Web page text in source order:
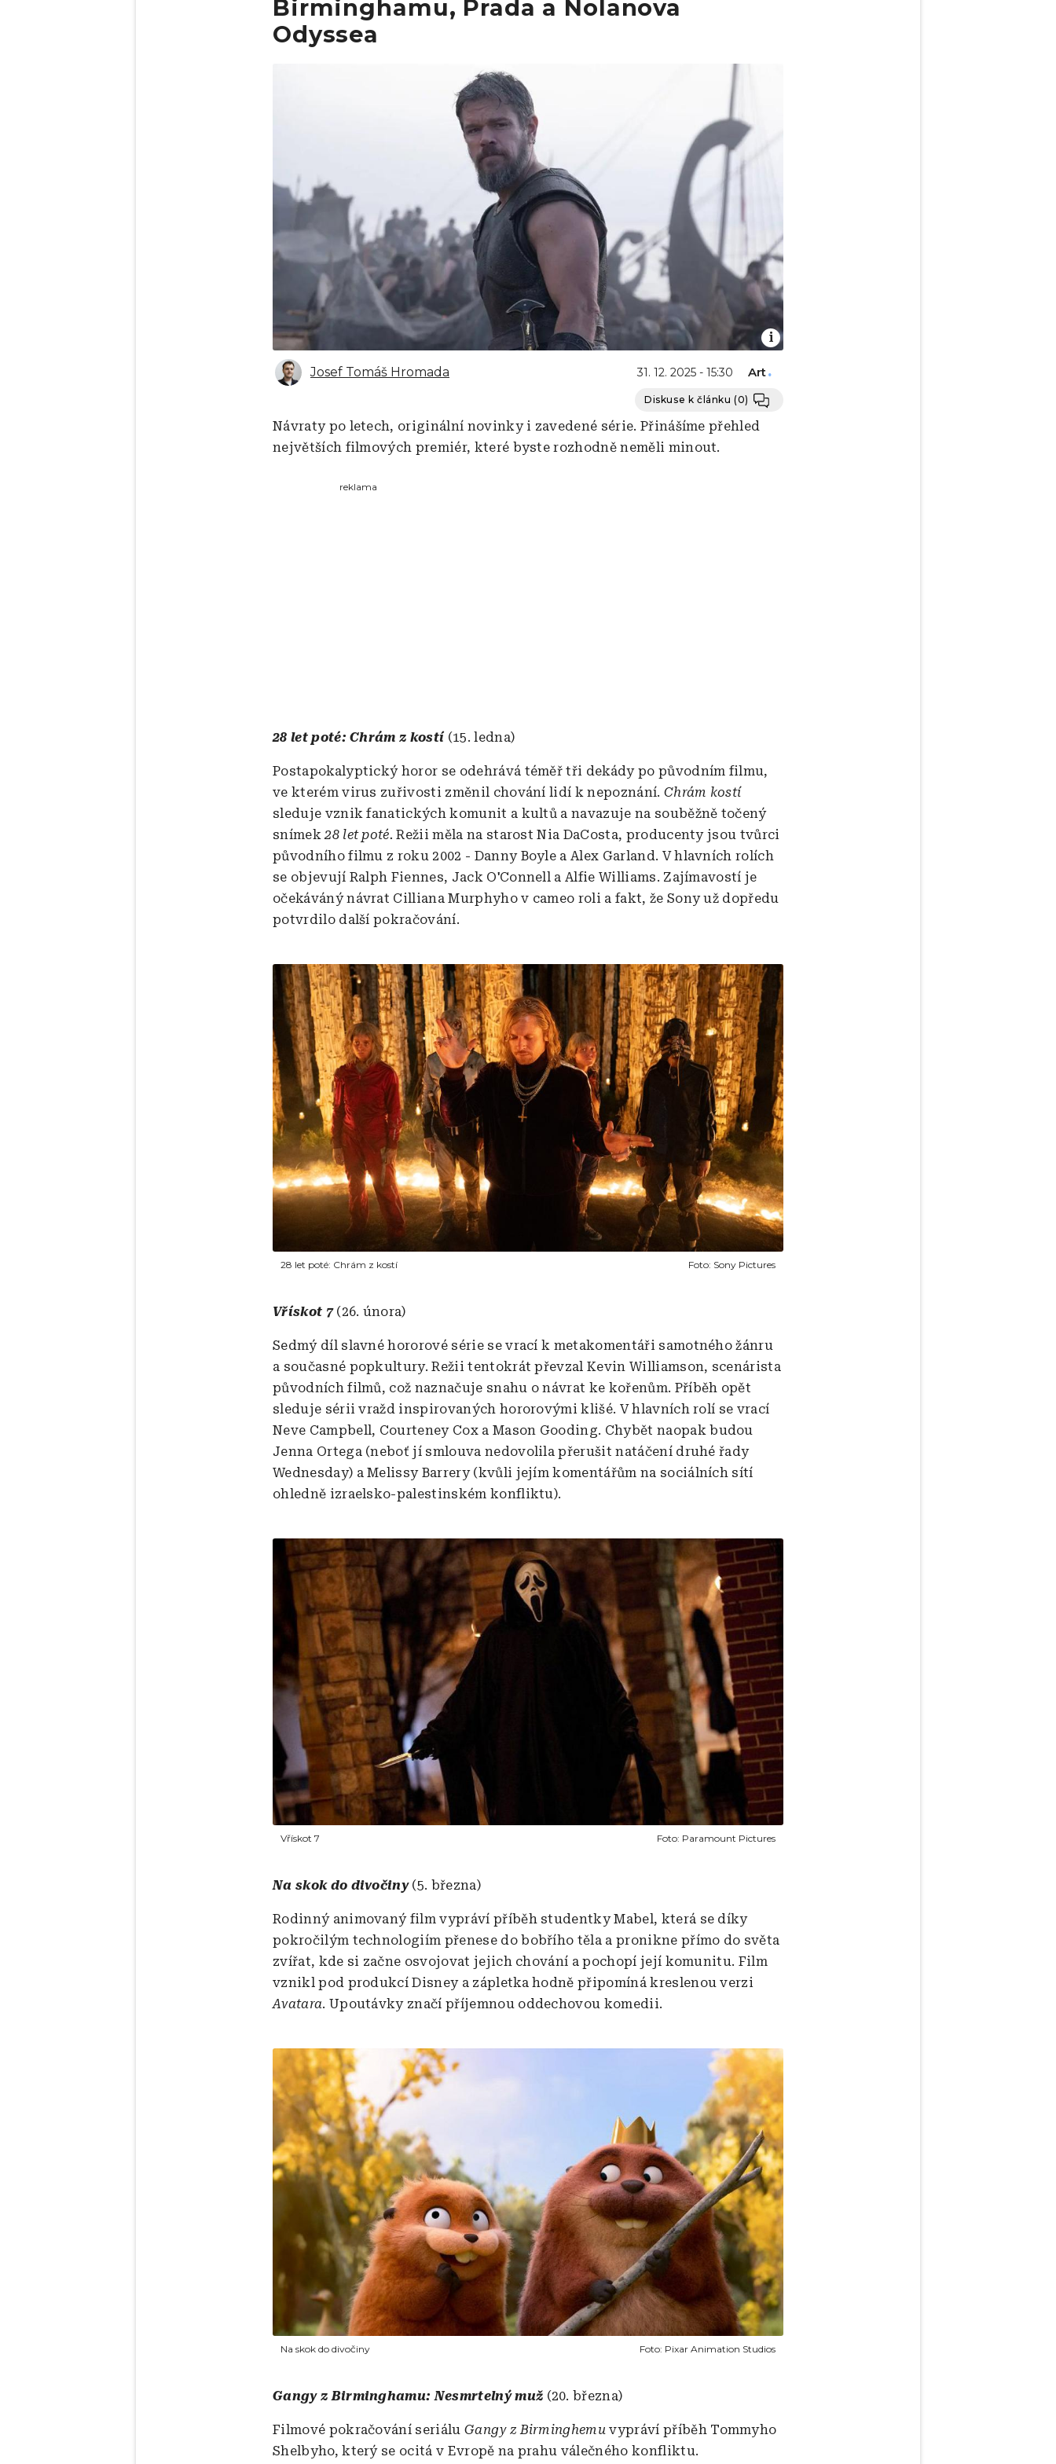
Birminghamu, Prada a Nolanova
Odyssea
Josef Tomáš Hromada 31. 12. 2025 - 15:30 Art
Diskuse k článku(0)
Návraty po letech, originální novinky i zavedené série. Přinášíme přehled
největších filmových premiér, které byste rozhodně neměli minout.
reklama
28 let poté: Chrám z kostí (15. ledna)
Postapokalyptický horor se odehrává téměř tři dekády po původním filmu,
ve kterém virus zuřivosti změnil chování lidí k nepoznání. Chrám kostí
sleduje vznik fanatických komunit a kultů a navazuje na souběžně točený
snímek28 let poté. Režii měla na starost Nia DaCosta, producenty jsou tvůrci
původního filmu z roku 2002 - Danny Boyle a Alex Garland. V hlavních rolích
se objevují Ralph Fiennes, Jack O'Connell a Alfie Williams. Zajímavostí je
očekáváný návrat Cilliana Murphyho v cameo roli a fakt, že Sony už dopředu
potvrdilo další pokračování.
Obrázek
28 let poté: Chrám z kostí Foto: Sony Pictures
Vřískot 7 (26. února)
Sedmý díl slavné hororové série se vrací k metakomentáři samotného žánru
a současné popkultury. Režii tentokrát převzal Kevin Williamson, scenárista
původních filmů, což naznačuje snahu o návrat ke kořenům. Příběh opět
sleduje sérii vražd inspirovaných hororovými klišé. V hlavních rolí se vrací
Neve Campbell, Courteney Cox a Mason Gooding. Chybět naopak budou
Jenna Ortega (neboť jí smlouva nedovolila přerušit natáčení druhé řady
Wednesday) a Melissy Barrery (kvůli jejím komentářům na sociálních sítí
ohledně izraelsko-palestinském konfliktu).
Obrázek
Vřískot 7 Foto: Paramount Pictures
Na skok do divočiny (5. března)
Rodinný animovaný film vypráví příběh studentky Mabel, která se díky
pokročilým technologiím přenese do bobřího těla a pronikne přímo do světa
zvířat, kde si začne osvojovat jejich chování a pochopí její komunitu. Film
vznikl pod produkcí Disney a zápletka hodně připomíná kreslenou verzi
Avatara. Upoutávky značí příjemnou oddechovou komedii.
Obrázek
Na skok do divočiny Foto: Pixar Animation Studios
Gangy z Birminghamu: Nesmrtelný muž (20. března)
Filmové pokračování seriálu Gangy z Birminghemu vypráví příběh Tommyho
Shelbyho, který se ocitá v Evropě na prahu válečného konfliktu.